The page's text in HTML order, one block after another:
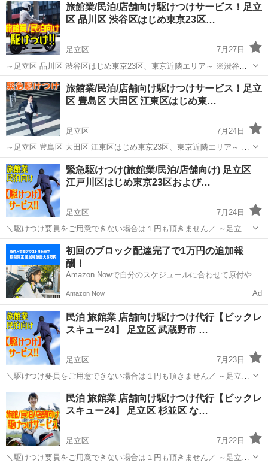
旅館業/民泊/店舗向け駆けつけサービス！足立
区 品川区 渋谷区はじめ東京23区…
足立区
7月27日
～足立区 品川区 渋谷区はじめ東京23区、東京近隣エリア～ ※渋谷区
では、7/1日より営業従事者の施設内常駐が決定しています。早めの申
請を！ ●登録費：15,000円(税別)～ ※HP要確認 ・同じ集合住宅であ...
東京 足立区 その他 ホスト
旅館業/民泊/店舗向け駆けつけサービス！足立
区 豊島区 大田区 江東区はじめ東…
足立区
7月24日
～足立区 豊島区 大田区 江東区はじめ東京23区、東京近隣エリア～ ※
江東区では、7/1日より営業従事者の施設内常駐が決定しています。早
めの申請を！ ●登録費：15,000円(税別)～ ※HP要確認 ・同じ集合...
東京 足立区 その他
緊急駆けつけ(旅館業/民泊/店舗向け) 足立区
江戸川区はじめ東京23区および…
足立区
7月24日
＼駆けつけ要員をご用意できない場合は１円も頂きません／ ～足立区
江戸川区はじめ東京23区および近隣エリア～ ●登録費：15,000円(税別)
※HP要確認 ・同じ集合住宅であれば3室まで有効 ・登録費は正式...
東京 足立区 その他 ホスト
初回のブロック配達完了で1万円の追加報
酬！
Amazon Nowで自分のスケジュールに合わせて原付や電
Amazon Now Ad
民泊 旅館業 店舗向け駆けつけ代行【ビックレ
スキュー24】 足立区 武蔵野市 …
足立区
7月23日
＼駆けつけ要員をご用意できない場合は１円も頂きません／ ～足立区
武蔵野市 浦安市など東京23区および近隣エリア～ ●登録費：15,000円
(税別) ※HP要確認 ・同じ集合住宅であれば3室まで有効 ・登録費...
東京 足立区 その他 ホスト
民泊 旅館業 店舗向け駆けつけ代行【ビックレ
スキュー24】 足立区 杉並区 な…
足立区
7月22日
＼駆けつけ要員をご用意できない場合は１円も頂きません／ ～足立区